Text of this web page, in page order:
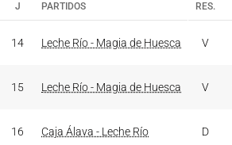
J PARTIDOS RES.
14 Leche Río - Magia de Huesca V
15 Leche Río - Magia de Huesca V
16 Caja Álava - Leche Río D